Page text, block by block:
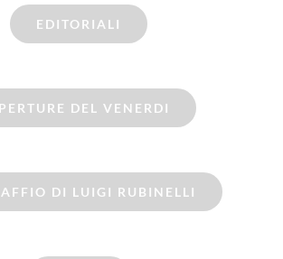
EDITORIALI
DEL VENERDI
DI LUIGI RUBINELLI